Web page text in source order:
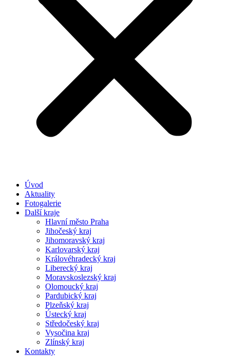
Úvod
Aktuality
Fotogalerie
Další kraje
Hlavní město Praha
Jihočeský kraj
Jihomoravský kraj
Karlovarský kraj
Královéhradecký kraj
Liberecký kraj
Moravskoslezský kraj
Olomoucký kraj
Pardubický kraj
Plzeňský kraj
Ústecký kraj
Středočeský kraj
Vysočina kraj
Zlínský kraj
Kontakty